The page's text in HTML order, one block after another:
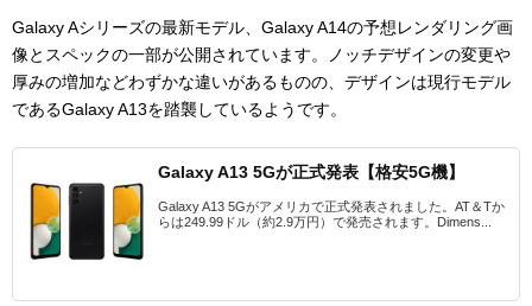
Galaxy Aシリーズの最新モデル、Galaxy A14の予想レンダリング画
像とスペックの一部が公開されています。ノッチデザインの変更や
厚みの増加などわずかな違いがあるものの、デザインは現行モデル
であるGalaxy A13を踏襲しているようです。
Galaxy A13 5Gが正式発表【格安5G機】
Galaxy A13 5Gがアメリカで正式発表されました。AT＆Tか
らは249.99ドル（約2.9万円）で発売されます。Dimens...